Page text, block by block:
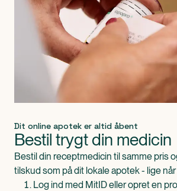
Dit online apotek er altid åbent
Bestil trygt din medicin
Bestil din receptmedicin til samme pris
tilskud som på dit lokale apotek - lige
Log ind med MitID eller opret en